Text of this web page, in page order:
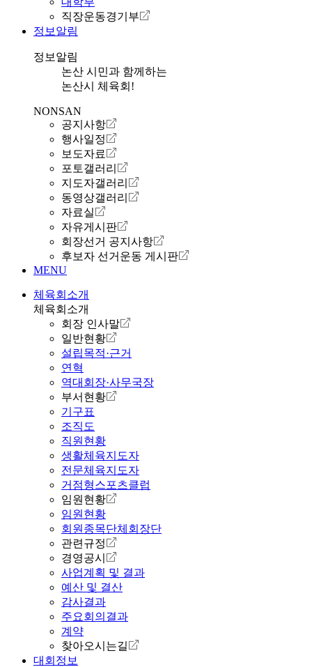
직장운동경기부
정보알림
정보알림
논산 시민과 함께하는
논산시 체육회!
NONSAN
공지사항
행사일정
보도자료
포토갤러리
지도자갤러리
동영상갤러리
자료실
자유게시판
회장선거 공지사항
후보자 선거운동 게시판
MENU
체육회소개
체육회소개
회장 인사말
일반현황
설립목적·근거
연혁
역대회장·사무국장
부서현황
기구표
조직도
직원현황
생활체육지도자
전문체육지도자
거점형스포츠클럽
임원현황
임원현황
회원종목단체회장단
관련규정
경영공시
사업계획 및 결과
예산 및 결산
감사결과
주요회의결과
계약
찾아오시는길
대회정보